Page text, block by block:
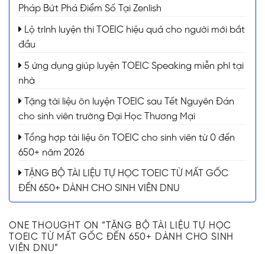
Pháp Bứt Phá Điểm Số Tại Zenlish
Lộ trình luyện thi TOEIC hiệu quả cho người mới bắt
đầu
5 ứng dụng giúp luyện TOEIC Speaking miễn phí tại
nhà
Tặng tài liệu ôn luyện TOEIC sau Tết Nguyên Đán
cho sinh viên trường Đại Học Thương Mại
Tổng hợp tài liệu ôn TOEIC cho sinh viên từ 0 đến
650+ năm 2026
TẶNG BỘ TÀI LIỆU TỰ HỌC TOEIC TỪ MẤT GỐC
ĐẾN 650+ DÀNH CHO SINH VIÊN DNU
ONE THOUGHT ON “
TẶNG BỘ TÀI LIỆU TỰ HỌC
TOEIC TỪ MẤT GỐC ĐẾN 650+ DÀNH CHO SINH
VIÊN DNU”